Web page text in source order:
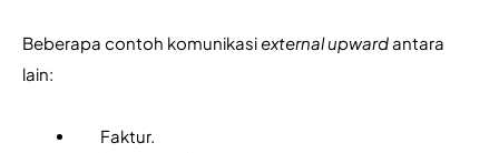
Beberapa contoh komunikasi external upward antara
lain:
Faktur.